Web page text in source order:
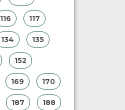
116 117
134 135
152
169 170
187 188